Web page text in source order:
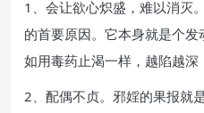
1、会让欲心炽盛，难以消灭
的首要原因。它本身就是个
如用毒药止渴一样，越陷越深
2、配偶不贞。邪婬的果报就